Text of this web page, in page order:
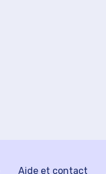
Aide et contact